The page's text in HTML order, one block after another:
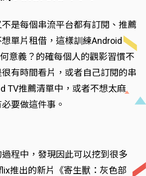
是每個串流平台都有訂閱、推薦
單片租借，這樣訓練Android
意義？的確每個人的觀影習慣不
有時間看片，或者自己訂閱的串
TV推薦清單中，或者不想太麻
要做這件事。
程中，發現因此可以挖到很多
推出的新片《寄生獸：灰色部